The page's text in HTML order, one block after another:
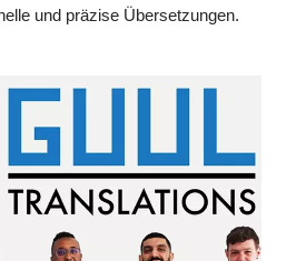
und präzise Übersetzungen.